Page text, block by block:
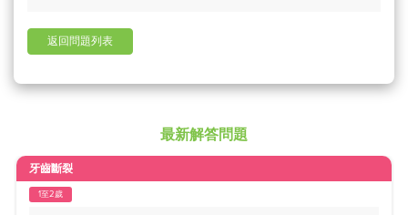
返回問題列表
最新解答問題
牙齒斷裂
1至2歲